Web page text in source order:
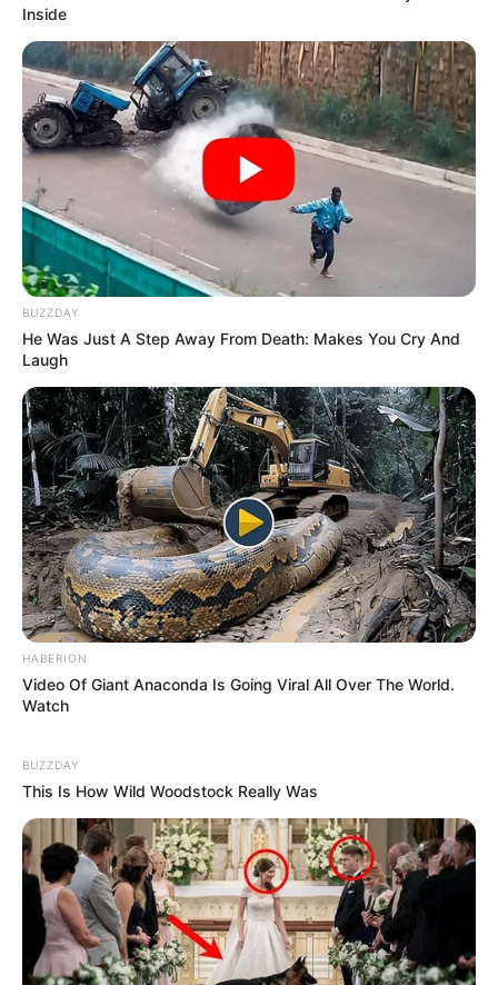
Inside
BUZZDAY
He Was Just A Step Away From Death: Makes You Cry And
Laugh
HABERION
Video Of Giant Anaconda Is Going Viral All Over The World.
Watch
BUZZDAY
This Is How Wild Woodstock Really Was